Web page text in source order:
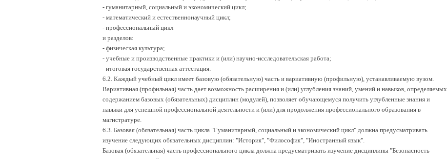
- гуманитарный, социальный и экономический цикл;
- математический и естественнонаучный цикл;
- профессиональный цикл
и разделов:
- физическая культура;
- учебные и производственные практики и (или) научно-исследовательская работа;
- итоговая государственная аттестация.
6.2. Каждый учебный цикл имеет базовую (обязательную) часть и вариативную (профильную), устанавливаемую вузом.
Вариативная (профильная) часть дает возможность расширения и (или) углубления знаний, умений и навыков, определяемых
содержанием базовых (обязательных) дисциплин (модулей), позволяет обучающемуся получить углубленные знания и
навыки для успешной профессиональной деятельности и (или) для продолжения профессионального образования в
магистратуре.
6.3. Базовая (обязательная) часть цикла "Гуманитарный, социальный и экономический цикл" должна предусматривать
изучение следующих обязательных дисциплин: "История", "Философия", "Иностранный язык".
Базовая (обязательная) часть профессионального цикла должна предусматривать изучение дисциплины "Безопасность